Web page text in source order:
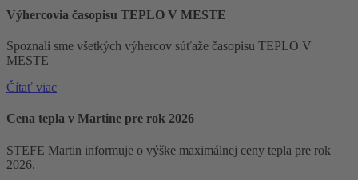
Výhercovia časopisu TEPLO V MESTE
Spoznali sme všetkých výhercov súťaže časopisu TEPLO V
MESTE
Čítať viac
Cena tepla v Martine pre rok 2026
STEFE Martin informuje o výške maximálnej ceny tepla pre rok
2026.